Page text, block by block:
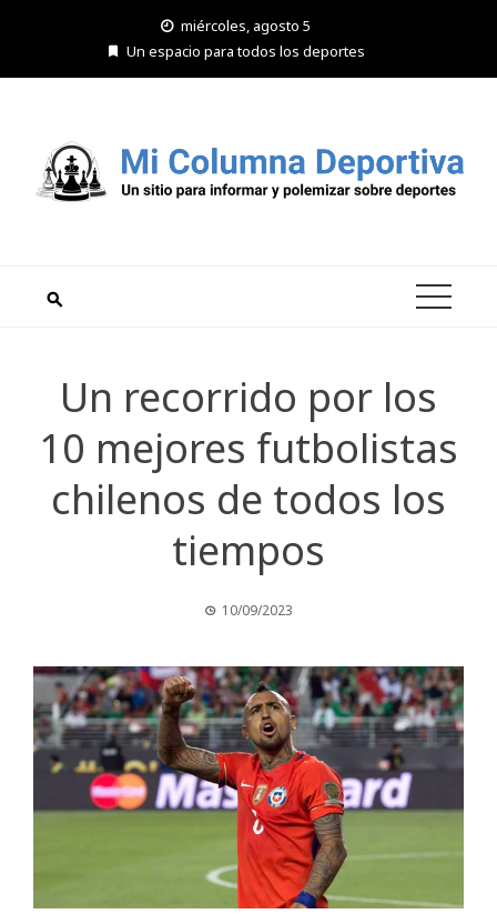
miércoles, agosto 5
Un espacio para todos los deportes
Un recorrido por los
10 mejores futbolistas
chilenos de todos los
tiempos
10/09/2023